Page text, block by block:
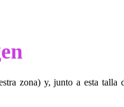
zona) y, junto a esta talla